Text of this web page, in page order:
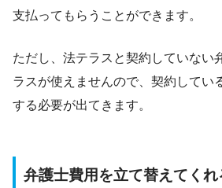
支払ってもらうことができます。
ただし、法テラスと契約していない
ラスが使えませんので、契約してい
する必要が出てきます。
弁護士費用を立て替えてく